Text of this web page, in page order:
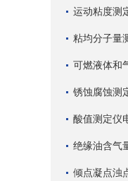
运动粘度测
粘均分子量
可燃液体和
锈蚀腐蚀测
酸值测定仪
绝缘油含气
倾点凝点浊